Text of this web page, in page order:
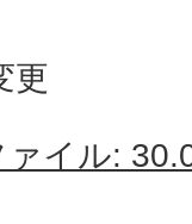
更
イル: